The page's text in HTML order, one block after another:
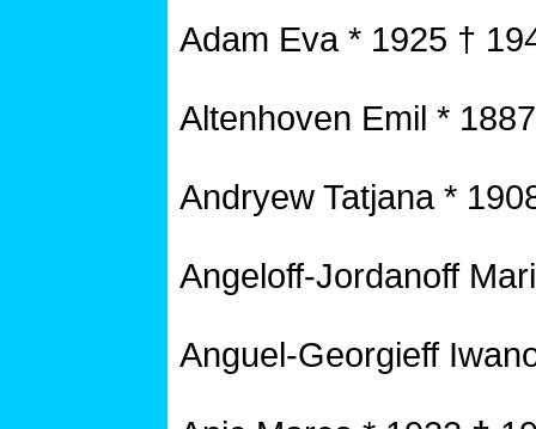
Adam Eva * 1925 †
Altenhoven Emil *
Andryew Tatjana *
Angeloff-Jordanoff
Anguel-Georgieff